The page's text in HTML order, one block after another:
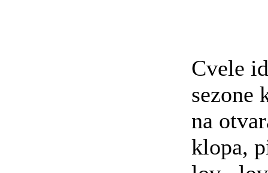
Cvele
sezone
na
klopa,